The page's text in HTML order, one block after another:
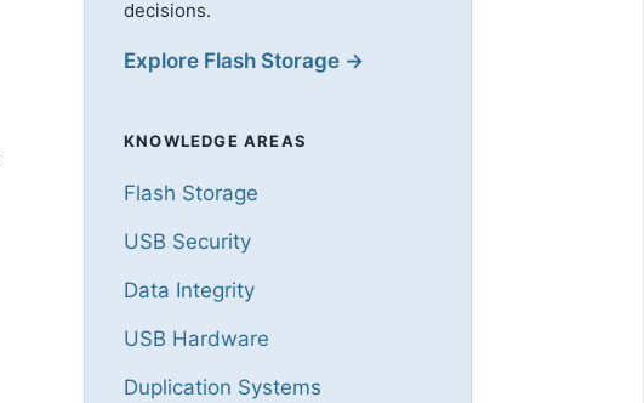
decisions.
Explore Flash Storage →
KNOWLEDGE AREAS
Flash Storage
USB Security
Data Integrity
USB Hardware
Duplication Systems